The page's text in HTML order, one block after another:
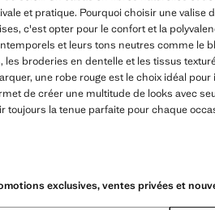
et pratique. Pourquoi choisir une valise
c'est opter pour le confort et la
et leurs tons neutres comme le
broderies en dentelle et les tissus
une robe rouge est le choix idéal
de créer une multitude de looks avec
la tenue parfaite pour chaque
exclusives, ventes privées et